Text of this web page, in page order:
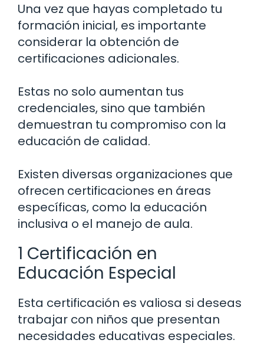
Una vez que hayas completado tu
formación inicial, es importante
considerar la obtención de
certificaciones adicionales.
Estas no solo aumentan tus
credenciales, sino que también
demuestran tu compromiso con la
educación de calidad.
Existen diversas organizaciones que
ofrecen certificaciones en áreas
específicas, como la educación
inclusiva o el manejo de aula.
1 Certificación en
Educación Especial
Esta certificación es valiosa si deseas
trabajar con niños que presentan
necesidades educativas especiales.